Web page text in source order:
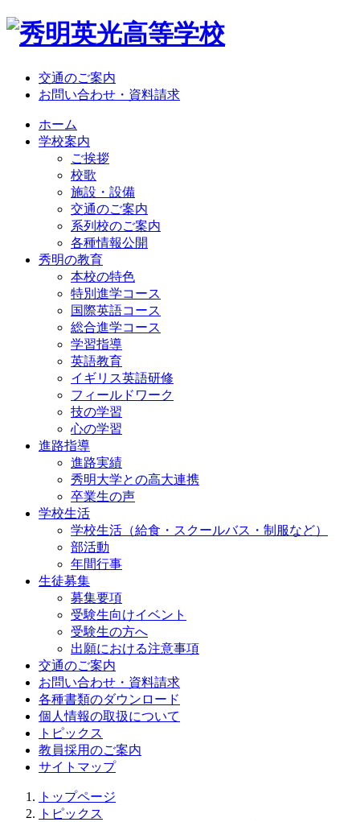
交通のご案内
お問い合わせ・資料請求
ホーム
学校案内
ご挨拶
校歌
施設・設備
交通のご案内
系列校のご案内
各種情報公開
秀明の教育
本校の特色
特別進学コース
国際英語コース
総合進学コース
学習指導
英語教育
イギリス英語研修
フィールドワーク
技の学習
心の学習
進路指導
進路実績
秀明大学との高大連携
卒業生の声
学校生活
学校生活（給食・スクールバス・制服など）
部活動
年間行事
生徒募集
募集要項
受験生向けイベント
受験生の方へ
出願における注意事項
交通のご案内
お問い合わせ・資料請求
各種書類のダウンロード
個人情報の取扱について
トピックス
教員採用のご案内
サイトマップ
トップページ
トピックス